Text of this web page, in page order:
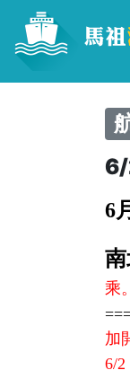
6/
6
乘。
加
6/2